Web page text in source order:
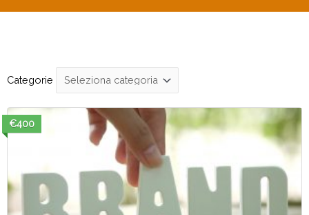
Categorie
€400